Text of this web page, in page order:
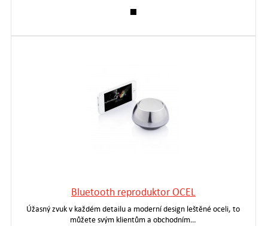
Bluetooth reproduktor OCEL
Úžasný zvuk v každém detailu a moderní design leštěné oceli, to
můžete svým klientům a obchodním…